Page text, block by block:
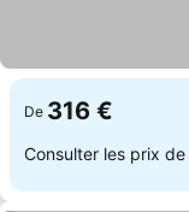
De 316 €
Consulter les prix de